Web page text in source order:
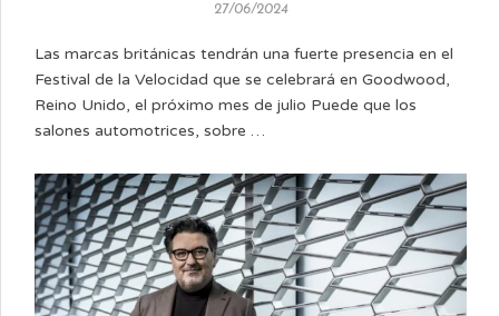
27/06/2024
Las marcas británicas tendrán una fuerte presencia en el
Festival de la Velocidad que se celebrará en Goodwood,
Reino Unido, el próximo mes de julio Puede que los
salones automotrices, sobre …